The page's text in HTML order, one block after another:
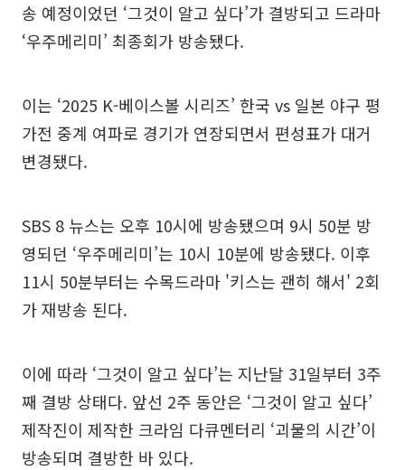
송 예정이었던 ‘그것이 알고 싶다’가 결방되고 드라마
‘우주메리미’ 최종회가 방송됐다.
이는 ‘2025 K-베이스볼 시리즈’ 한국 vs 일본 야구 평
가전 중계 여파로 경기가 연장되면서 편성표가 대거
변경됐다.
SBS 8 뉴스는 오후 10시에 방송됐으며 9시 50분 방
영되던 ‘우주메리미’는 10시 10분에 방송됐다. 이후
11시 50분부터는 수목드라마 '키스는 괜히 해서' 2회
가 재방송 된다.
이에 따라 ‘그것이 알고 싶다’는 지난달 31일부터 3주
째 결방 상태다. 앞선 2주 동안은 ‘그것이 알고 싶다’
제작진이 제작한 크라임 다큐멘터리 ‘괴물의 시간’이
방송되며 결방한 바 있다.